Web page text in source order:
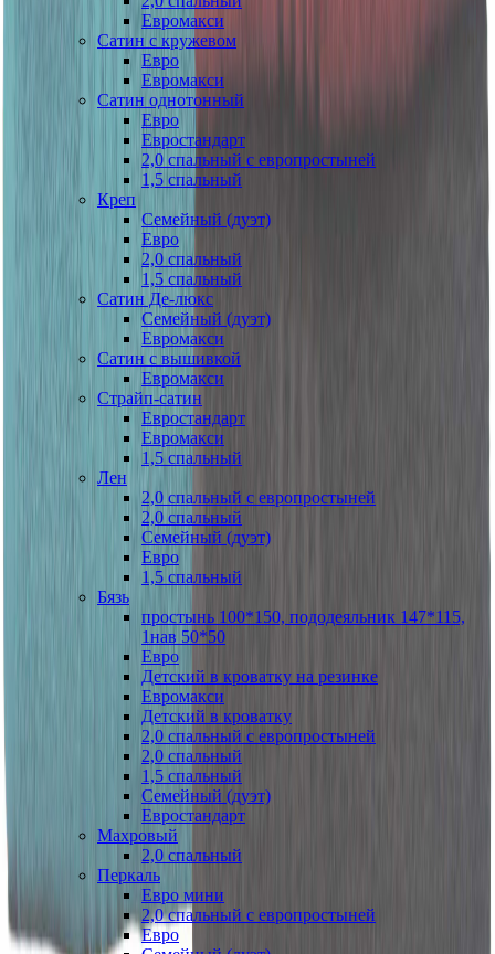
Евромакси
Сатин с кружевом
Евро
Евромакси
Сатин однотонный
Евро
Евростандарт
2,0 спальный с европростыней
1,5 спальный
Креп
Семейный (дуэт)
Евро
2,0 спальный
1,5 спальный
Сатин Де-люкс
Семейный (дуэт)
Евромакси
Сатин с вышивкой
Евромакси
Страйп-сатин
Евростандарт
Евромакси
1,5 спальный
Лен
2,0 спальный с европростыней
2,0 спальный
Семейный (дуэт)
Евро
1,5 спальный
Бязь
простынь 100*150, пододеяльник 147*115,
1нав 50*50
Евро
Детский в кроватку на резинке
Евромакси
Детский в кроватку
2,0 спальный с европростыней
2,0 спальный
1,5 спальный
Семейный (дуэт)
Евростандарт
Махровый
2,0 спальный
Перкаль
Евро мини
2,0 спальный с европростыней
Евро